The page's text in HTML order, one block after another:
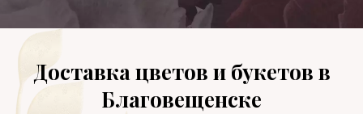
Доставка цветов и букетов в
Благовещенске